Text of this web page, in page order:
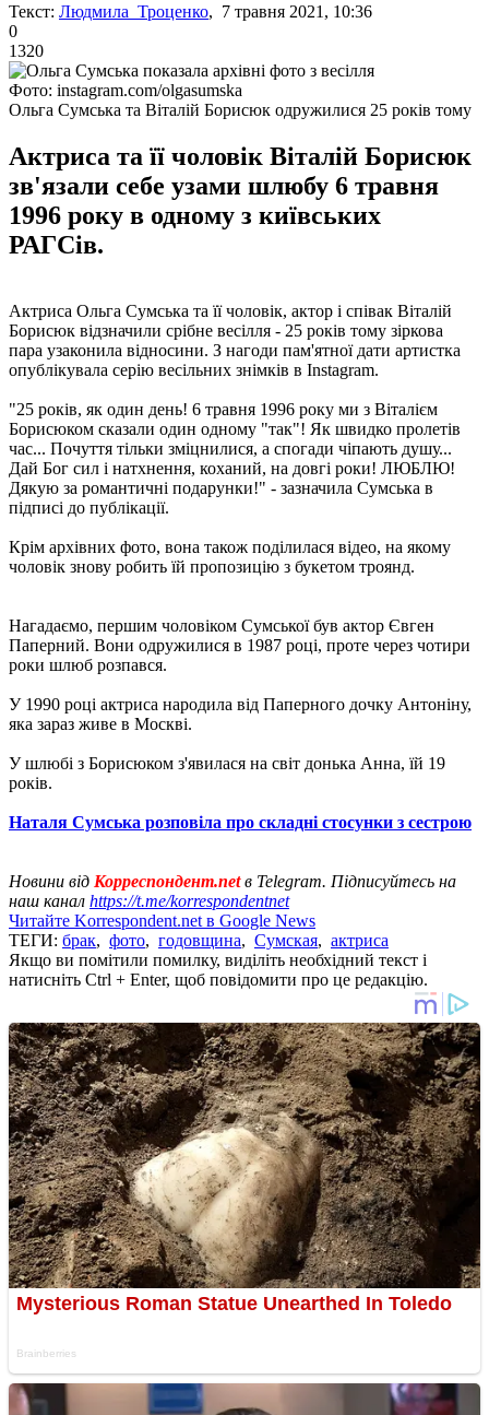
Текст: Людмила Троценко, 7 травня 2021, 10:36
0
1320
Фото: instagram.com/olgasumska
Ольга Сумська та Віталій Борисюк одружилися 25 років тому
Актриса та її чоловік Віталій Борисюк
зв'язали себе узами шлюбу 6 травня
1996 року в одному з київських
РАГСів.
Актриса Ольга Сумська та її чоловік, актор і співак Віталій
Борисюк відзначили срібне весілля - 25 років тому зіркова
пара узаконила відносини. З нагоди пам'ятної дати артистка
опублікувала серію весільних знімків в Instagram.
"25 років, як один день! 6 травня 1996 року ми з Віталієм
Борисюком сказали один одному "так"! Як швидко пролетів
час... Почуття тільки зміцнилися, а спогади чіпають душу...
Дай Бог сил і натхнення, коханий, на довгі роки! ЛЮБЛЮ!
Дякую за романтичні подарунки!" - зазначила Сумська в
підписі до публікації.
Крім архівних фото, вона також поділилася відео, на якому
чоловік знову робить їй пропозицію з букетом троянд.
Нагадаємо, першим чоловіком Сумської був актор Євген
Паперний. Вони одружилися в 1987 році, проте через чотири
роки шлюб розпався.
У 1990 році актриса народила від Паперного дочку Антоніну,
яка зараз живе в Москві.
У шлюбі з Борисюком з'явилася на світ донька Анна, їй 19
років.
Наталя Сумська розповіла про складні стосунки з сестрою
Новини від Корреспондент.netв Telegram. Підписуйтесь на
наш канал https://t.me/korrespondentnet
Читайте Korrespondent.net в Google News
ТЕГИ: брак, фото, годовщина, Сумская, актриса
Якщо ви помітили помилку, виділіть необхідний текст і
натисніть Ctrl + Enter, щоб повідомити про це редакцію.